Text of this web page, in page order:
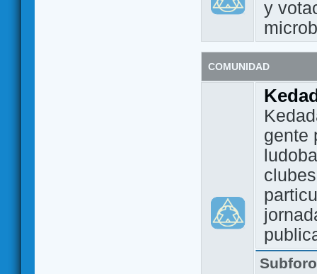
y
COMUNIDAD
gente